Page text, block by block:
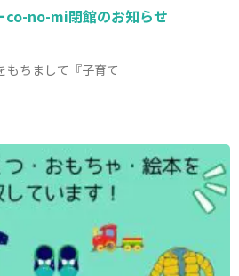
co-no-mi閉館のお知らせ
もちまして『子育て